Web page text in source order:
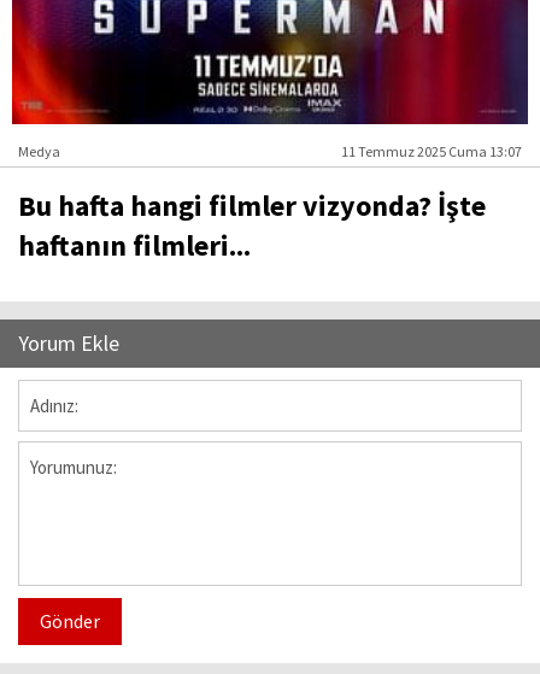
Medya 11 Temmuz 2025 Cuma 13:07
Bu hafta hangi filmler vizyonda? İşte
haftanın filmleri...
Yorum Ekle
Gönder